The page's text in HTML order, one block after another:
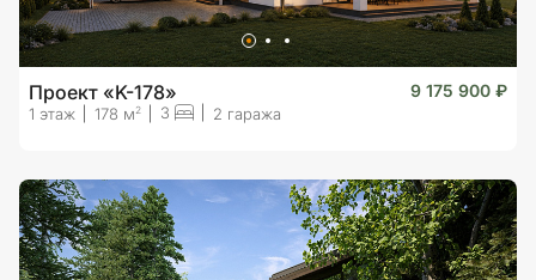
Проект «K-178» 9 175 900 ₽
1 этаж 178 м2 3 2 гаража